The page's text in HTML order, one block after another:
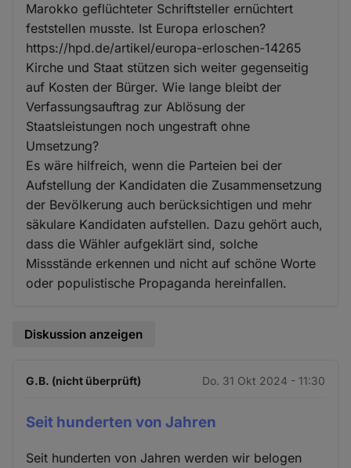
Marokko geflüchteter Schriftsteller ernüchtert
feststellen musste. Ist Europa erloschen?
https://hpd.de/artikel/europa-erloschen-14265
Kirche und Staat stützen sich weiter gegenseitig
auf Kosten der Bürger. Wie lange bleibt der
Verfassungsauftrag zur Ablösung der
Staatsleistungen noch ungestraft ohne
Umsetzung?
Es wäre hilfreich, wenn die Parteien bei der
Aufstellung der Kandidaten die Zusammensetzung
der Bevölkerung auch berücksichtigen und mehr
säkulare Kandidaten aufstellen. Dazu gehört auch,
dass die Wähler aufgeklärt sind, solche
Missstände erkennen und nicht auf schöne Worte
oder populistische Propaganda hereinfallen.
Diskussion anzeigen
G.B. (nicht überprüft) Do. 31 Okt 2024 - 11:30
Seit hunderten von Jahren
Seit hunderten von Jahren werden wir belogen